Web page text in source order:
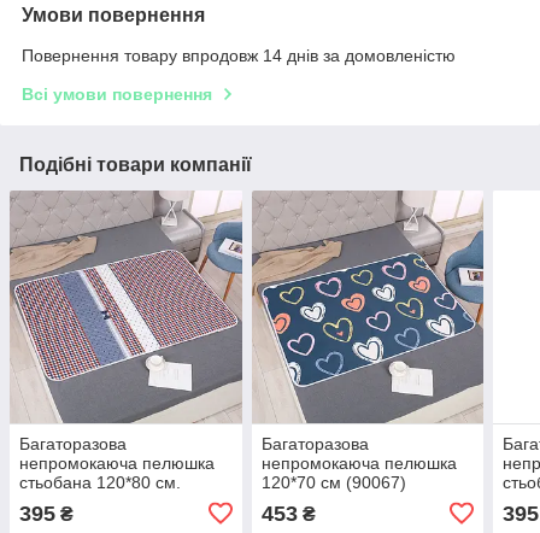
Умови повернення
Повернення товару впродовж 14 днів за домовленістю
Всі умови повернення
Подібні товари компанії
Багаторазова
непромокаюча пелюшка
стьобана 120*80 см.
395 ₴
Багаторазова
непромокаюча пелюшка
120*70 см (90067)
453₴ 395